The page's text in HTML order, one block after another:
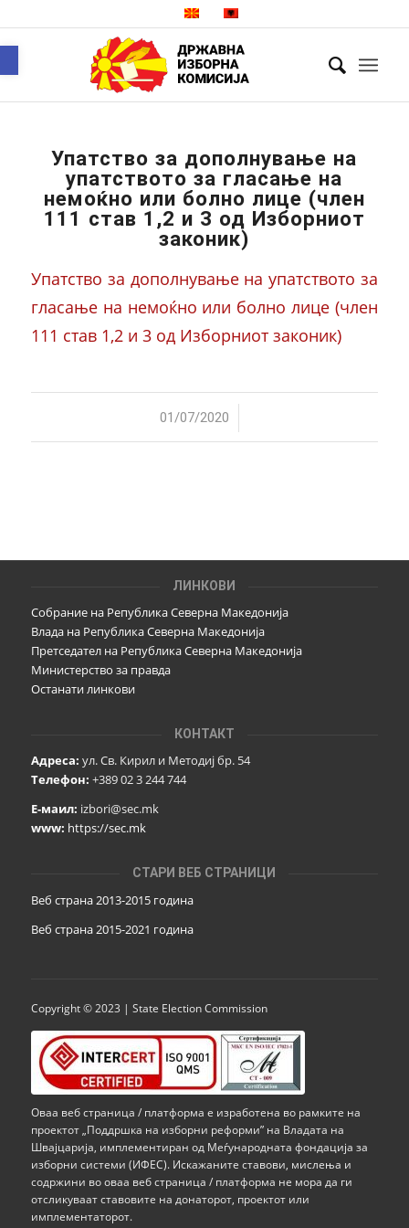
Упатство за дополнување на
упатството за гласање на
немоќно или болно лице (член
111 став 1,2 и 3 од Изборниот
законик)
Упатство за дополнување на упатството за
гласање на немоќно или болно лице (член
111 став 1,2 и 3 од Изборниот законик)
01/07/2020
/
ЛИНКОВИ
Собрание на Република Северна Македонија
Влада на Република Северна Македонија
Претседател на Република Северна Македонија
Министерство за правда
Останати линкови
КОНТАКТ
Адреса: ул. Св. Кирил и Методиј бр. 54
Телефон: +389 02 3 244 744
Е-маил: izbori@sec.mk
www: https://sec.mk
СТАРИ ВЕБ СТРАНИЦИ
Веб страна 2013-2015 година
Веб страна 2015-2021 година
Copyright © 2023 | State Election Commission
Оваа веб страница / платформа е изработена во рамките на
проектот „Поддршка на изборни реформи” на Владата на
Швајцарија, имплементиран од Меѓународната фондација за
изборни системи (ИФЕС). Искажаните ставови, мислења и
содржини во оваа веб страница / платформа не мора да ги
отсликуваат ставовите на донаторот, проектот или
имплементаторот.
Open toolbar